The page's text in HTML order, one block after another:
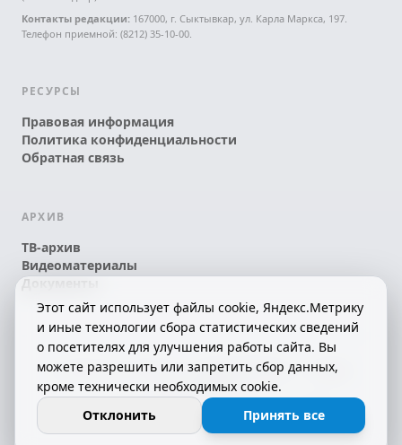
Контакты редакции: 167000, г. Сыктывкар, ул. Карла Маркса, 197.
Телефон приемной: (8212) 35-10-00.
РЕСУРСЫ
Правовая информация
Политика конфиденциальности
Обратная связь
АРХИВ
ТВ-архив
Видеоматериалы
Документы
© 2026 АО «КРТК» • КОМИ ЙÖЗЛЫ — КОМИ
ТЕЛЕКАНАЛ!
СДЕЛАНО С ЛЮБОВЬЮ К РЕСПУБЛИКЕ КОМИ
16+
Этот сайт использует файлы cookie, Яндекс.Метрику
и иные технологии сбора статистических сведений
о посетителях для улучшения работы сайта. Вы
можете разрешить или запретить сбор данных,
кроме технически необходимых cookie.
Отклонить
Принять все